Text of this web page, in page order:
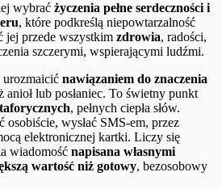
wybrać życzenia pełne serdeczności i
, które podkreślą niepowtarzalność
jej przede wszystkim zdrowia, radości,
szczerymi, wspierającymi ludźmi.
nawiązaniem do znaczenia
anioł lub posłaniec. To świetny punkt
, pełnych ciepła słów.
osobiście, wysłać SMS-em, przez
elektronicznej kartki. Liczy się
wiadomość napisana własnymi
wartość niż gotowy, bezosobowy